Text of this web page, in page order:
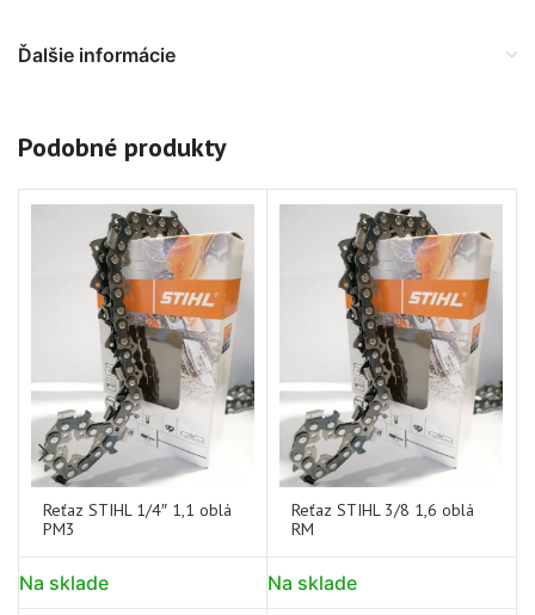
Ďalšie informácie
Podobné produkty
Reťaz STIHL 1/4″ 1,1 oblá
PM3
Na sklade
Reťaz STIHL 3/8 1,6 oblá
RM
Na sklade